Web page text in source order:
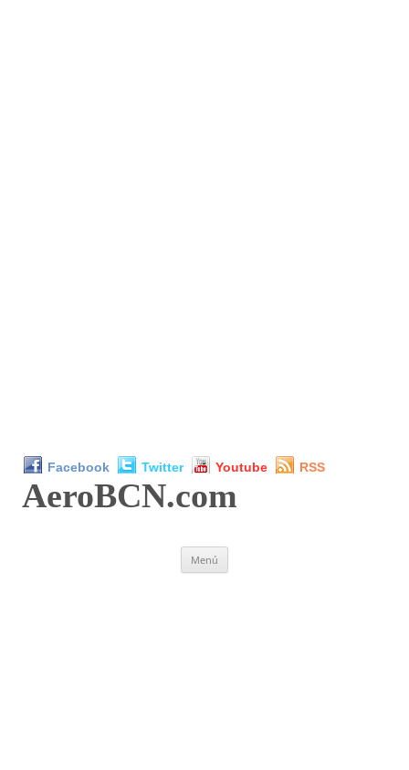
Facebook Twitter Youtube RSS
AeroBCN.com
Menú